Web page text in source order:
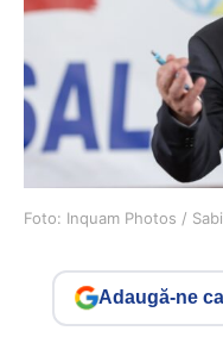
Foto: Inquam Photos /
Adaugă-ne